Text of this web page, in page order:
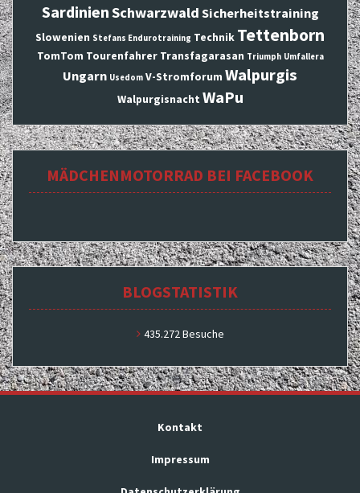
SardinienSchwarzwald Sicherheitstraining
Slowenien Stefans Endurotraining Technik Tettenborn
TomTom Tourenfahrer Transfagarasan Triumph Umfallera
Ungarn Usedom V-Stromforum Walpurgis
Walpurgisnacht WaPu
MÄDCHENMOTORRAD BEI FACEBOOK
BLOGSTATISTIK
435.272 Besuche
Kontakt
Impressum